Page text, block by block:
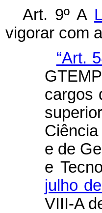
Art. 9º A
vigorar com
“Art.
cargos
e de
e
julho
VIII-A